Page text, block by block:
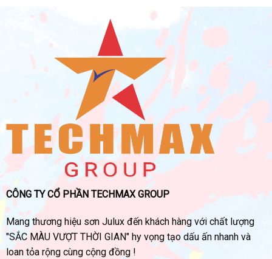
CÔNG TY CỔ PHẦN TECHMAX GROUP
Mang thương hiệu sơn Julux đến khách hàng với chất lượng
"SẮC MÀU VƯỢT THỜI GIAN" hy vọng tạo dấu ấn nhanh và
loan tỏa rộng cùng cộng đồng !